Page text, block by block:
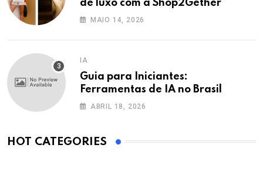
de luxo com a Shop2Gether
MAIO 14, 2026
IA
Guia para Iniciantes:
Ferramentas de IA no Brasil
ABRIL 18, 2026
HOT CATEGORIES